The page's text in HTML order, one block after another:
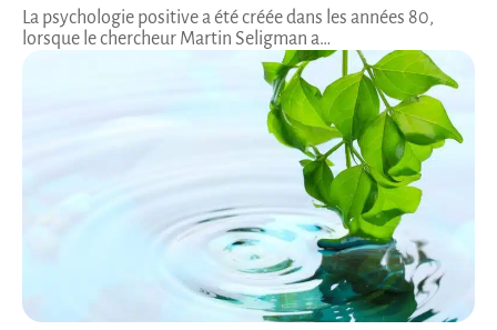
La psychologie positive a été créée dans les années 80,
lorsque le chercheur Martin Seligman a…